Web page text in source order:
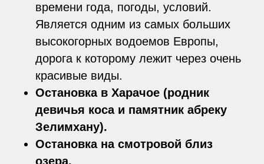
времени года, погоды, условий.
Является одним из самых больших
высокогорных водоемов Европы,
дорога к которому лежит через очень
красивые виды.
Остановка в Харачое (родник
девичья коса и памятник абреку
Зелимхану).
Остановка на смотровой близ
озера.